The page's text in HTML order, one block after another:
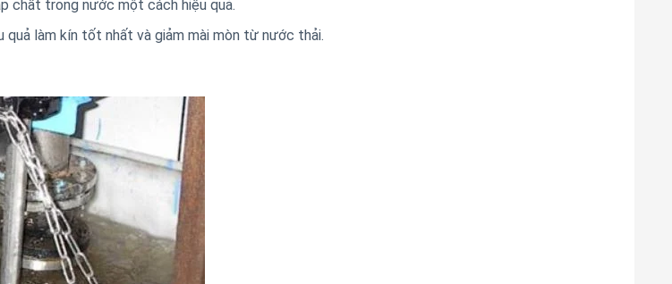
chất trong nước một cách hiệu quả.
quả làm kín tốt nhất và giảm mài mòn từ nước thải.